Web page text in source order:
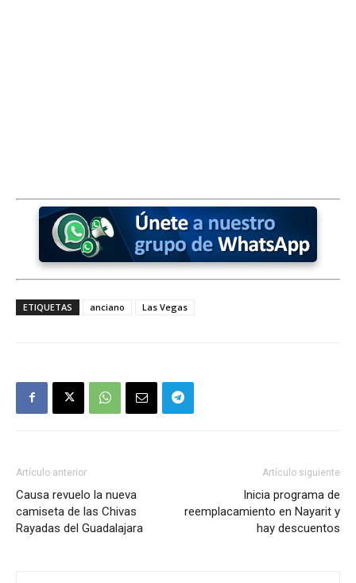
ETIQUETAS anciano Las Vegas
Artículo anterior
Causa revuelo la nueva
camiseta de las Chivas
Rayadas del Guadalajara
Artículo siguiente
Inicia programa de
reemplacamiento en Nayarit y
hay descuentos